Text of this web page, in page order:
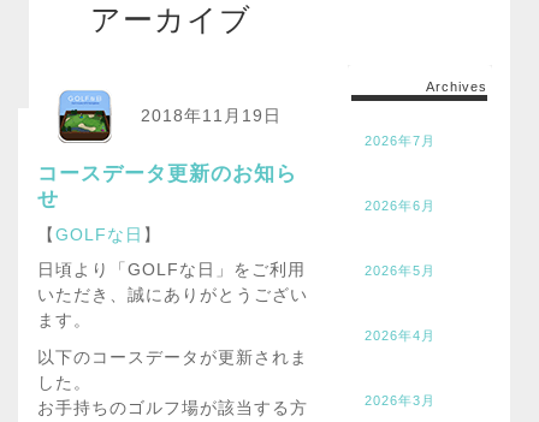
アーカイブ
2018年11月19日
コースデータ更新のお知ら
せ
【GOLFな日 】
日頃より「GOLFな日」をご利用
いただき、誠にありがとうござい
ます。
以下のコースデータが更新されま
した。
お手持ちのゴルフ場が該当する方
Archives
2026年7月
2026年6月
2026年5月
2026年4月
2026年3月